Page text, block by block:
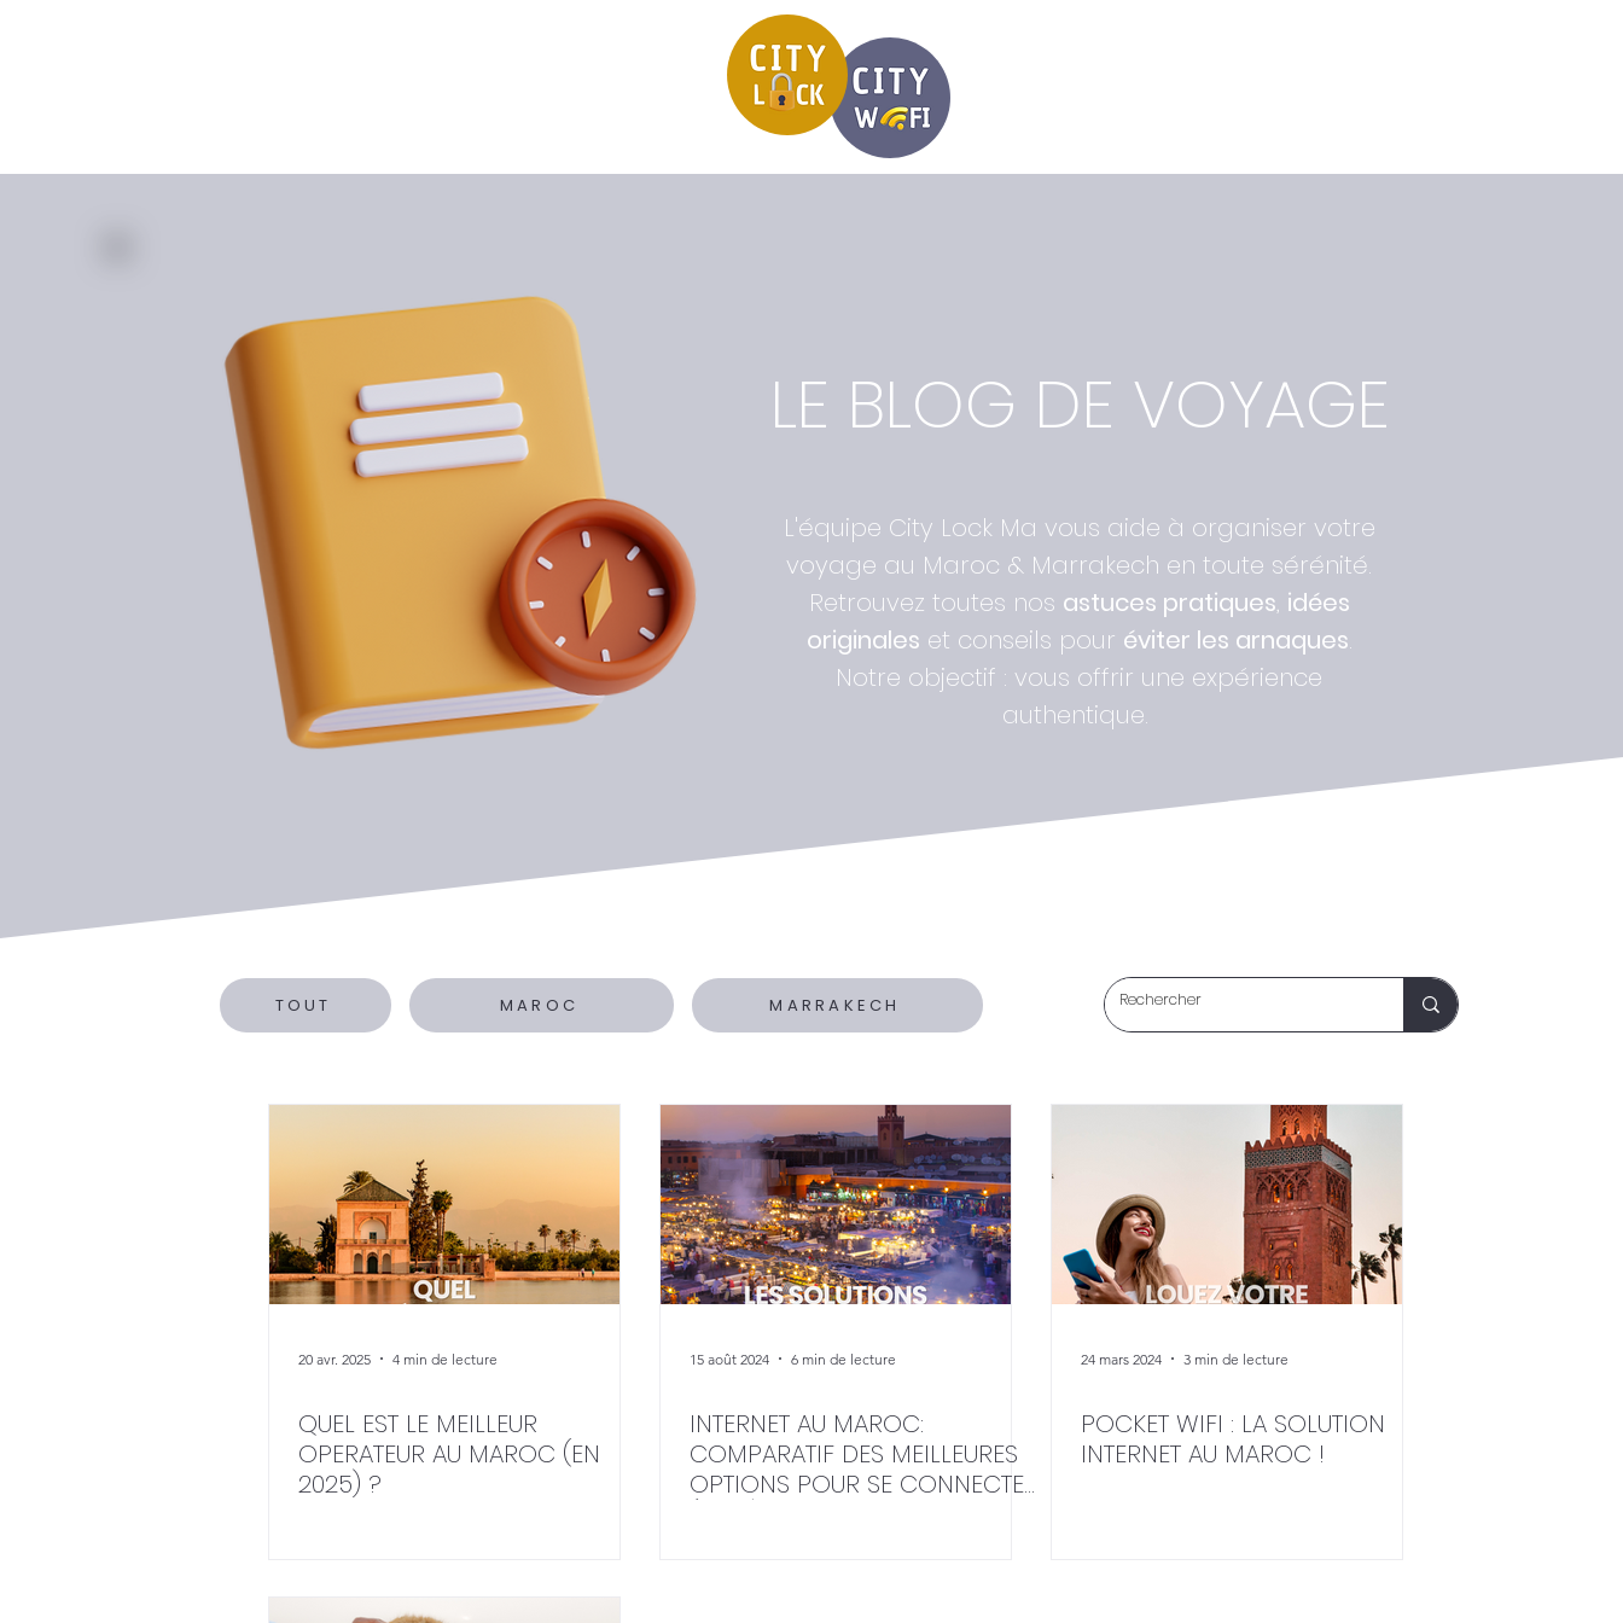
LE BLOG DE VOYAGE
L'équipe City Lock Ma vous aide à organiser votre
voyage au Maroc & Marrakech en toute sérénité.
Retrouvez toutes nos astuces pratiques, idées
originales et conseils pour éviter les arnaques.
Notre objectif : vous offrir une expérience
authentique.
TOUT MAROC MARRAKECH
20 avr. 2025 4 min de lecture
QUEL EST LE MEILLEUR
OPERATEUR AU MAROC (EN
2025) ?
15 août 2024 6 min de lecture
INTERNET AU MAROC:
COMPARATIF DES MEILLEURES
OPTIONS POUR SE CONNECTER
24 mars 2024 3 min de lecture
POCKET WIFI : LA SOLUTION
INTERNET AU MAROC !